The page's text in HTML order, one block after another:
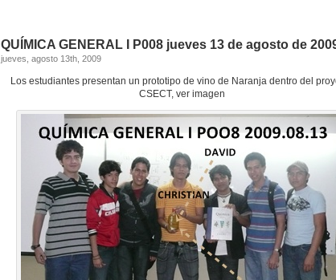
QUÍMICA GENERAL I P008 jueves 13 de agosto de
jueves, agosto 13th, 2009
Los estudiantes presentan un prototipo de vino de Naranja dentro del
CSECT, ver imagen